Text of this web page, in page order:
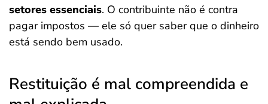
setores essenciais. O contribuinte não é contra
pagar impostos — ele só quer saber que o dinheiro
está sendo bem usado.
Restituição é mal compreendida e